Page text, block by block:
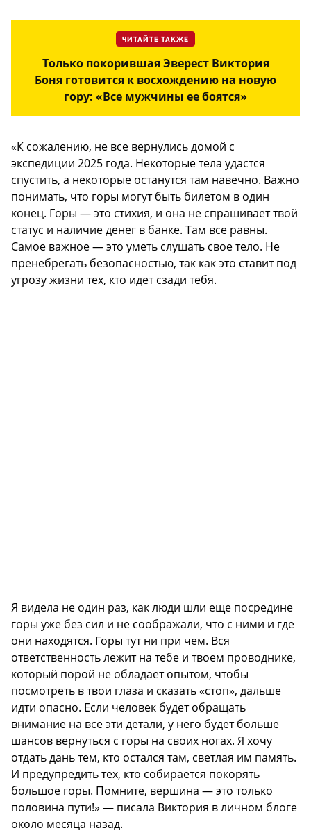
ЧИТАЙТЕ ТАКЖЕ
Только покорившая Эверест Виктория
Боня готовится к восхождению на новую
гору: «Все мужчины ее боятся»
«К сожалению, не все вернулись домой с
экспедиции 2025 года. Некоторые тела удастся
спустить, а некоторые останутся там навечно. Важно
понимать, что горы могут быть билетом в один
конец. Горы — это стихия, и она не спрашивает твой
статус и наличие денег в банке. Там все равны.
Самое важное — это уметь слушать свое тело. Не
пренебрегать безопасностью, так как это ставит под
угрозу жизни тех, кто идет сзади тебя.
Я видела не один раз, как люди шли еще посредине
горы уже без сил и не соображали, что с ними и где
они находятся. Горы тут ни при чем. Вся
ответственность лежит на тебе и твоем проводнике,
который порой не обладает опытом, чтобы
посмотреть в твои глаза и сказать «стоп», дальше
идти опасно. Если человек будет обращать
внимание на все эти детали, у него будет больше
шансов вернуться с горы на своих ногах. Я хочу
отдать дань тем, кто остался там, светлая им память.
И предупредить тех, кто собирается покорять
большое горы. Помните, вершина — это только
половина пути!» — писала Виктория в личном блоге
около месяца назад.